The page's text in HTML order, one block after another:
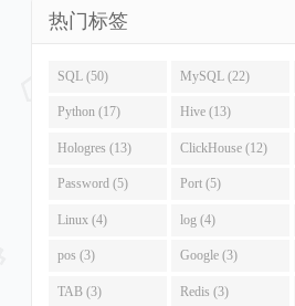
热门标签
SQL (50) MySQL (22)
Python (17) Hive (13)
Hologres (13) ClickHouse (12)
Password (5) Port (5)
Linux (4) log (4)
pos (3) Google (3)
TAB (3) Redis (3)